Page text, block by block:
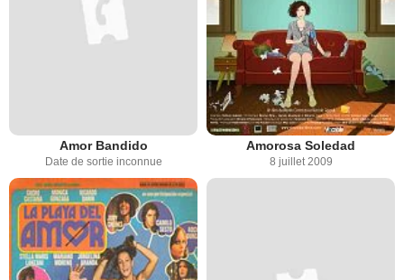
Amor Bandido
Date de sortie inconnue
Amorosa Soledad
8 juillet 2009